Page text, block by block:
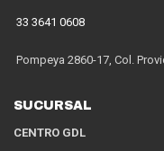
33 3641 0608
Pompeya 2860-17, Col.
SUCURSAL
CENTRO GDL